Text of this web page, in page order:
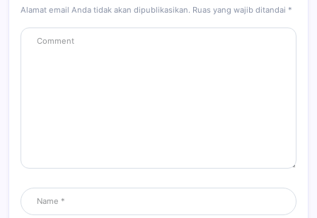
Alamat email Anda tidak akan dipublikasikan. Ruas yang wajib ditandai *